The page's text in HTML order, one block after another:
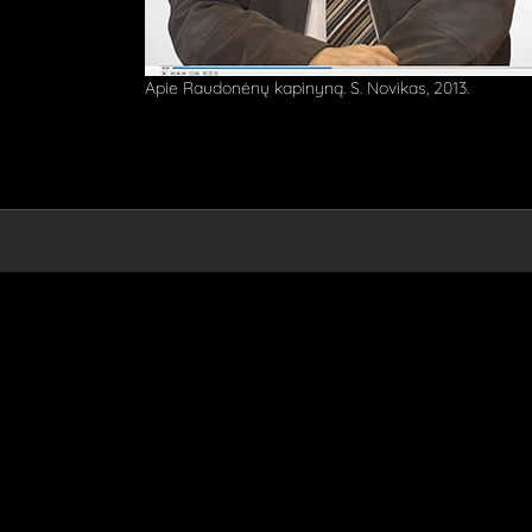
Apie Raudonėnų kapinyną. S. Novikas, 2013.